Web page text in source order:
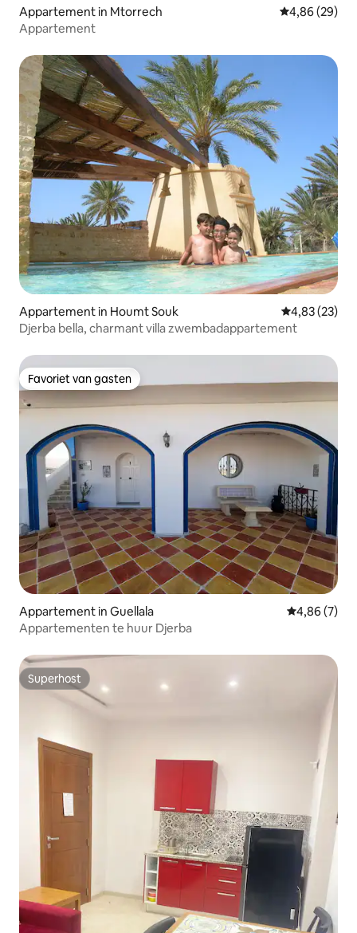
Appartement in Mtorrech Gemiddelde
4,86 (29)
Appartement
Appartement in Houmt Souk Gemiddelde
4,83 (23)
Djerba bella, charmant villa zwembadappartement
Favoriet van gasten
Favoriet van gasten
Appartement in Guellala Gemiddelde
4,86 (7)
Appartementen te huur Djerba
Superhost
Superhost